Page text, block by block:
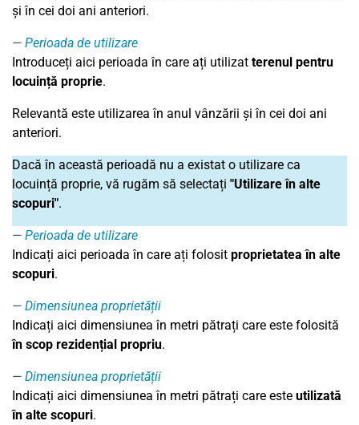
și în cei doi ani anteriori.
Perioada de utilizare
Introduceți aici perioada în care ați utilizat terenul pentru
locuință proprie.
Relevantă este utilizarea în anul vânzării și în cei doi ani
anteriori.
Dacă în această perioadă nu a existat o utilizare ca
locuință proprie, vă rugăm să selectați "Utilizare în alte
scopuri".
Perioada de utilizare
Indicați aici perioada în care ați folosit proprietatea în alte
scopuri.
Dimensiunea proprietății
Indicați aici dimensiunea în metri pătrați care este folosită
în scop rezidențial propriu.
Dimensiunea proprietății
Indicați aici dimensiunea în metri pătrați care este utilizată
în alte scopuri.